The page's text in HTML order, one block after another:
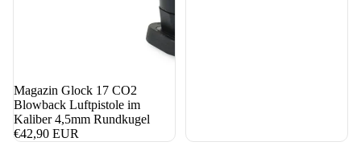
Magazin Glock 17 CO2
Blowback Luftpistole im
Kaliber 4,5mm Rundkugel
€42,90 EUR